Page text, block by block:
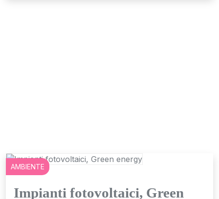
AMBIENTE
Impianti fotovoltaici, Green